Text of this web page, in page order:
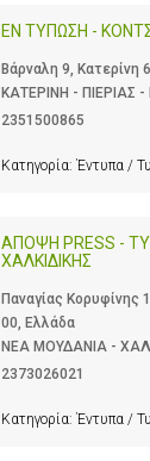
ΕΝ ΤΥΠΩΣΗ -
Βάρναλη 9, Κατερίνη
ΚΑΤΕΡΙΝΗ - ΠΙΕΡΙΑΣ
2351500865
Κατηγορία: Έντυπα /
ΑΠΟΨΗ PRESS -
ΧΑΛΚΙΔΙΚΗΣ
Παναγίας Κορυφίνης
00, Ελλάδα
ΝΕΑ ΜΟΥΔΑΝΙΑ -
2373026021
Κατηγορία: Έντυπα /